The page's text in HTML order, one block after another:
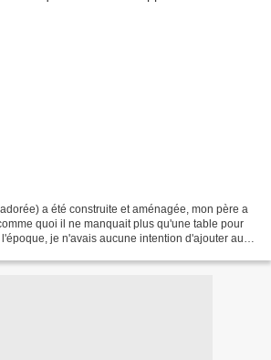
a été construite et aménagée, mon père a
quoi il ne manquait plus qu'une table pour
je n'avais aucune intention d'ajouter autre